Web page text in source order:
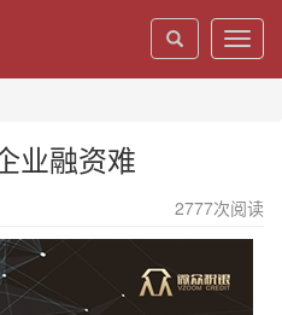
业融资难
2777次阅读